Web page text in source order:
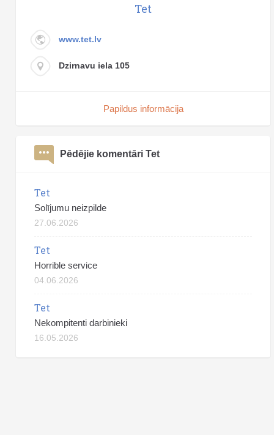
Tet
www.tet.lv
Dzirnavu iela 105
Papildus informācija
Pēdējie komentāri Tet
Tet
Solījumu neizpilde
27.06.2026
Tet
Horrible service
04.06.2026
Tet
Nekompitenti darbinieki
16.05.2026